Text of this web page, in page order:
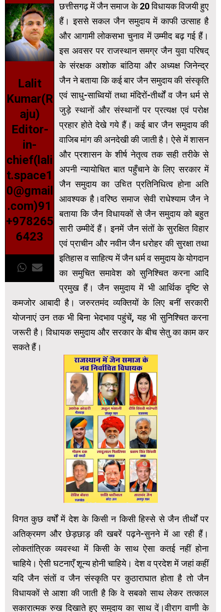
Lalit
Kumar(R
aju)
Editor-
in-
chief(lali
t.space1
0@gmail
.com)91
+978265
6423
छत्तीसगढ़ में जैन समाज के 20 विधायक विजयी हुए
हैं। इससे सकल जैन समुदाय में काफी उत्साह है
और आगामी लोकसभा चुनाव में उम्मीद बढ़ गई हैं।
इस अवसर पर राजस्थान समग्र जैन युवा परिषद्
के संरक्षक अशोक बांठिया और अध्यक्ष जिनेन्द्र
जैन ने बताया कि कई बार जैन समुदाय की संस्कृति
एवं साधु-साध्वियों तथा मंदिरों-तीर्थों व जैन धर्म से
जुड़े स्थानों और संस्थानों पर प्रत्यक्ष एवं परोक्ष
प्रहार होते देखे गये हैं। कई बार जैन समुदाय की
वाजिब मांग की अनदेखी की जाती है। ऐसे में शासन
और प्रशासन के शीर्ष नेतृत्व तक सही तरीके से
अपनी न्यायोचित बात पहुँचाने के लिए सरकार में
जैन समुदाय का उचित प्रतिनिधित्व होना अति
आवश्यक है।वरिष्ठ समाज सेवी राधेश्याम जैन ने
बताया कि जैन विधायकों से जैन समुदाय को बहुत
सारी उम्मीदें हैं। इनमें जैन संतों के सुरक्षित विहार
एवं प्राचीन और नवीन जैन धरोहर की सुरक्षा तथा
इतिहास व साहित्य में जैन धर्म व समुदाय के योगदान
का समुचित समावेश को सुनिश्चित करना आदि
प्रमुख हैं। जैन समुदाय में भी आर्थिक दृष्टि से
कमजोर आबादी है। जरुरतमंद व्यक्तियों के लिए बनीं सरकारी
योजनाएं उन तक भी बिना भेदभाव पहुंचें, यह भी सुनिश्चित करना
जरूरी है। विधायक समुदाय और सरकार के बीच सेतु का काम कर
सकते हैं।
विगत कुछ वर्षों में देश के किसी न किसी हिस्से से जैन तीर्थों पर
अतिक्रमण और छेड़छाड़ की खबरें पढ़ने-सुनने में आ रही हैं।
लोकतांत्रिक व्यवस्था में किसी के साथ ऐसा कतई नहीं होना
चाहिये। ऐसी घटनाएँ शून्य होनी चाहिये। देश व प्रदेश में जहां कहीं
यदि जैन संतों व जैन संस्कृति पर कुठाराघात होता है तो जैन
विधायकों से आशा की जाती है कि वे सबको साथ लेकर तत्काल
सकारात्मक रुख दिखाते हुए समुदाय का साथ दें।वीराग वाणी के